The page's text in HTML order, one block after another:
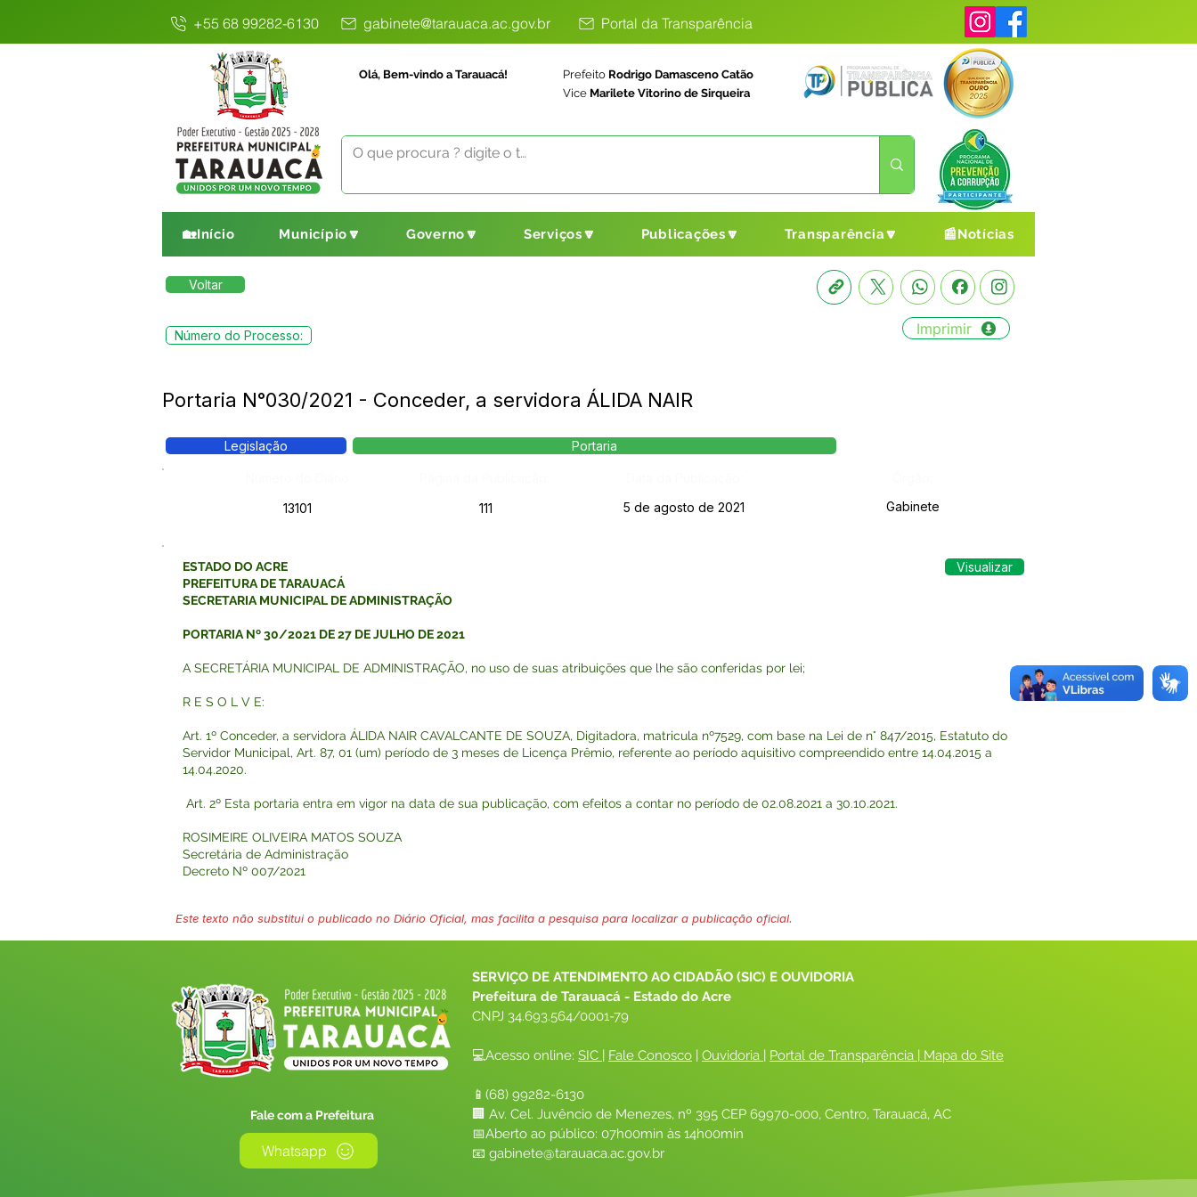
+55 68 99282-6130 gabinete@tarauaca.ac.gov.br Portal da Transparência
Olá, Bem-vindo a Tarauacá! Prefeito Rodrigo Damasceno Catão
Vice Marilete Vitorino de Sirqueira
🏡Início Município🔽 Governo🔽 Serviços🔽 Publicações🔽 Transparência🔽 📰Notícias
Voltar
Número do Processo: Imprimir
Portaria N°030/2021 - Conceder, a servidora ÁLIDA NAIR
Legislação Portaria
13101
111 5 de agosto de 2021 Gabinete
ESTADO DO ACRE
PREFEITURA DE TARAUACÁ
SECRETARIA MUNICIPAL DE ADMINISTRAÇÃO
PORTARIA Nº 30/2021 DE 27 DE JULHO DE 2021
A SECRETÁRIA MUNICIPAL DE ADMINISTRAÇÃO, no uso de suas atribuições que lhe são conferidas por lei;
R E S O L V E:
Art. 1º Conceder, a servidora ÁLIDA NAIR CAVALCANTE DE SOUZA, Digitadora, matricula nº7529, com base na Lei de n° 847/2015, Estatuto do
Servidor Municipal, Art. 87, 01 (um) período de 3 meses de Licença Prêmio, referente ao período aquisitivo compreendido entre 14.04.2015 a
14.04.2020.
Art. 2º Esta portaria entra em vigor na data de sua publicação, com efeitos a contar no período de 02.08.2021 a 30.10.2021.
ROSIMEIRE OLIVEIRA MATOS SOUZA
Secretária de Administração
Decreto Nº 007/2021
Visualizar
Este texto não substitui o publicado no Diário Oficial, mas facilita a pesquisa para localizar a publicação oficial.
Fale com a Prefeitura
Whatsapp
SERVIÇO DE ATENDIMENTO AO CIDADÃO (SIC) E OUVIDORIA
Prefeitura de Tarauacá - Estado do Acre
CNPJ 34.693.564/0001-79
💻Acesso online: SIC | Fale Conosco | Ouvidoria | Portal de Transparência | Mapa do Site
📱(68) 99282-6130
🏢 Av. Cel. Juvêncio de Menezes, nº 395 CEP 69970-000, Centro, Tarauacá, AC
📅Aberto ao público: 07h00min às 14h00min
📧 gabinete@tarauaca.ac.gov.br